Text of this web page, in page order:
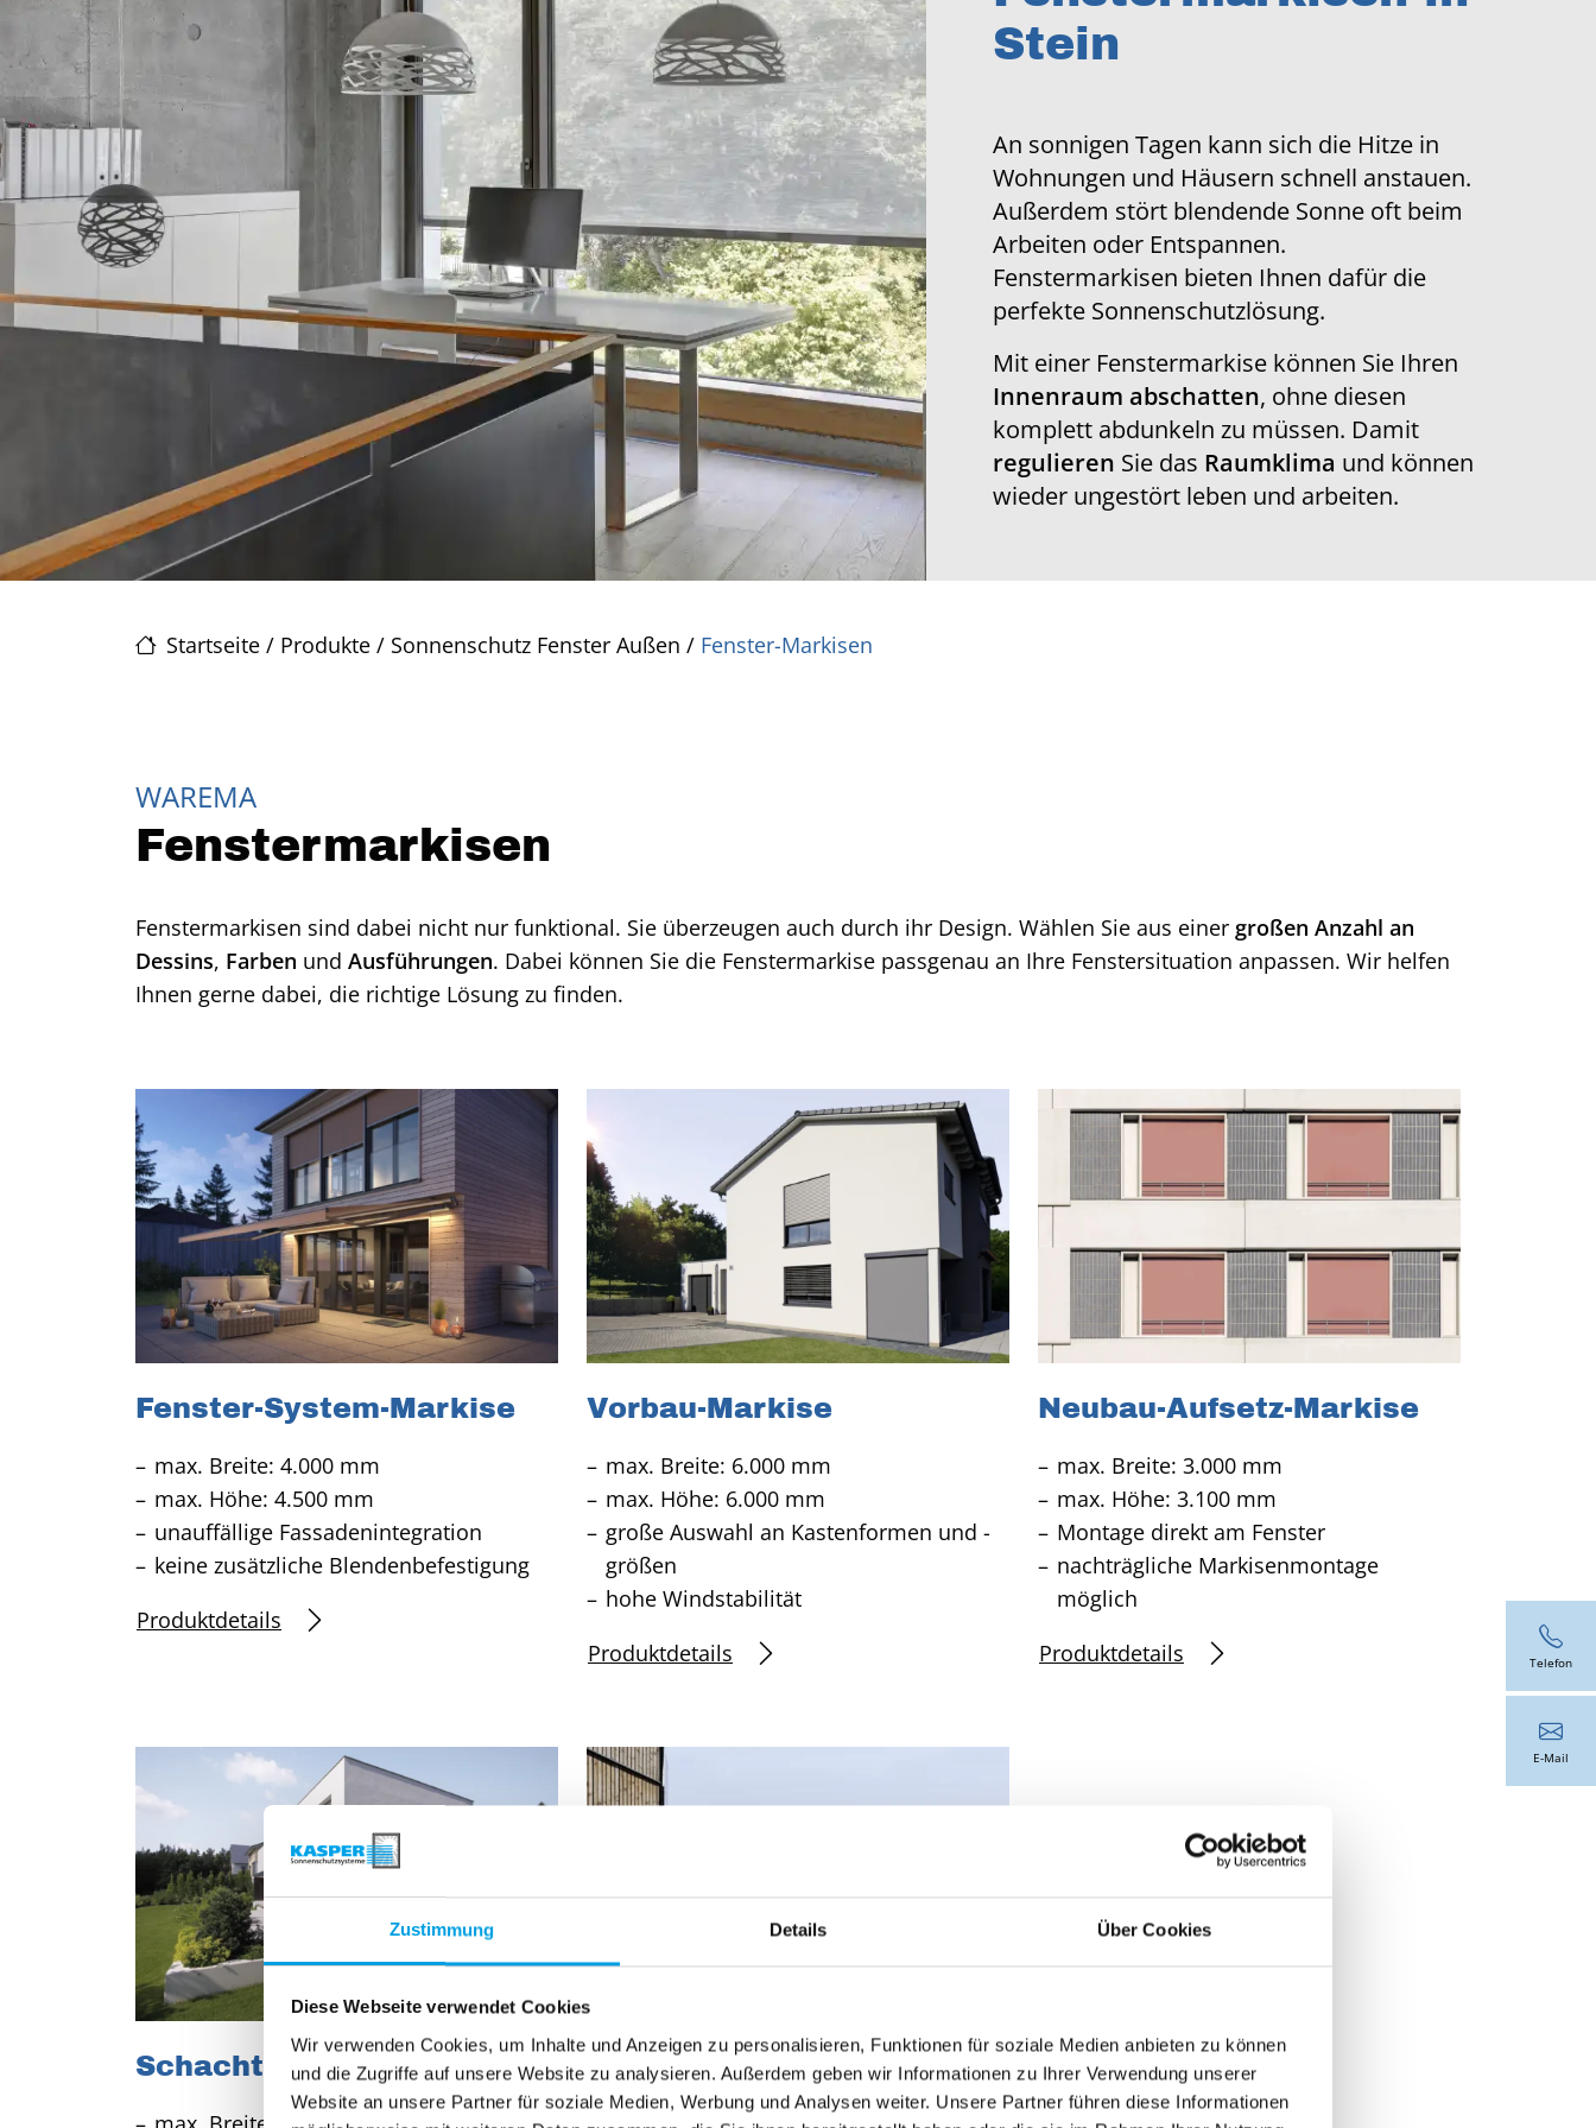
Zustimmung Details Über Cookies
Diese Webseite verwendet Cookies
Wir verwenden Cookies, um Inhalte und Anzeigen zu personalisieren, Funktionen für soziale Medien anbieten zu können
und die Zugriffe auf unsere Website zu analysieren. Außerdem geben wir Informationen zu Ihrer Verwendung unserer
Website an unsere Partner für soziale Medien, Werbung und Analysen weiter. Unsere Partner führen diese Informationen
Startseite / Produkte / Sonnenschutz Fenster Außen / Fenster-Markisen
Stein
An sonnigen Tagen kann sich die Hitze in
Wohnungen und Häusern schnell anstauen.
Außerdem stört blendende Sonne oft beim
Arbeiten oder Entspannen.
Fenstermarkisen bieten Ihnen dafür die
perfekte Sonnenschutzlösung.
Mit einer Fenstermarkise können Sie Ihren
Innenraum abschatten, ohne diesen
komplett abdunkeln zu müssen. Damit
regulieren Sie das Raumklima und können
wieder ungestört leben und arbeiten.
WAREMA
Fenstermarkisen
Fenstermarkisen sind dabei nicht nur funktional. Sie überzeugen auch durch ihr Design. Wählen Sie aus einer großen Anzahl an
Dessins, Farben und Ausführungen. Dabei können Sie die Fenstermarkise passgenau an Ihre Fenstersituation anpassen. Wir helfen
Ihnen gerne dabei, die richtige Lösung zu finden.
Fenster-System-Markise
max. Breite: 4.000 mm
max. Höhe: 4.500 mm
unauffällige Fassadenintegration
keine zusätzliche Blendenbefestigung
Produktdetails
Vorbau-Markise
max. Breite: 6.000 mm
max. Höhe: 6.000 mm
große Auswahl an Kastenformen und -
größen
hohe Windstabilität
Produktdetails
Neubau-Aufsetz-Markise
max. Breite: 3.000 mm
max. Höhe: 3.100 mm
Montage direkt am Fenster
nachträgliche Markisenmontage
möglich
Produktdetails
Schacht-System-Markise Basis-Markise
Telefon
E-Mail